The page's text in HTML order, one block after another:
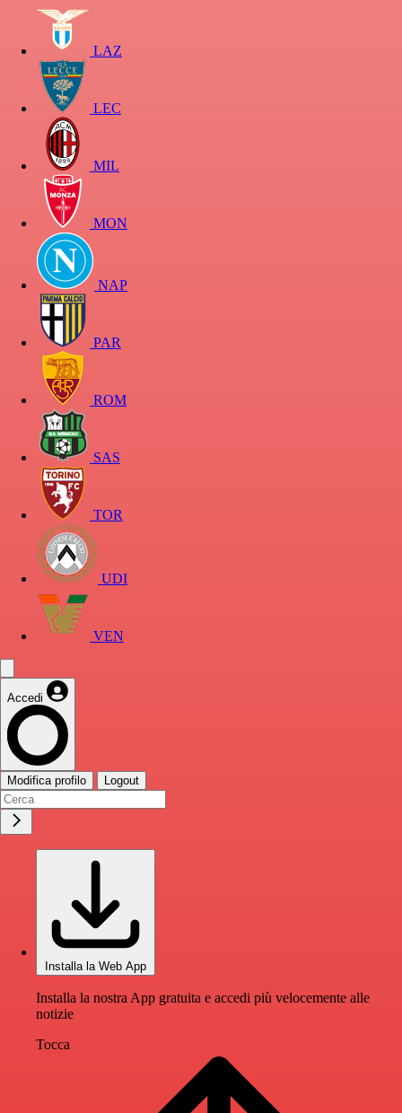
LAZ
LEC
MIL
MON
NAP
PAR
ROM
SAS
TOR
UDI
VEN
Accedi
Modifica profilo Logout
Installa la Web App
Installa la nostra App gratuita e accedi più velocemente alle
notizie
Tocca